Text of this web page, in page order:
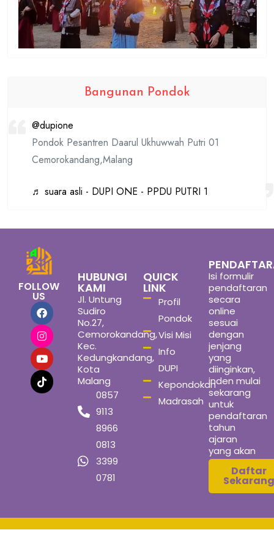
Bangunan Pondok
@dupione
Pondok Pesantren Daarul Ukhuwwah Putri 01
Cemorokandang,Malang
♬ suara asli - DUPI ONE - PPDU PUTRI 1
FOLLOW
US
HUBUNGI
KAMI
Jl. Untung
Sudiro
No.27,
Cemorokandang,
Kec.
Kedungkandang,
Kota
Malang
0857
9113
8966
0813
3399
0781
QUICK
LINK
Profil
Pondok
Visi Misi
Info
DUPI
Kepondokan
Madrasah
Isi formulir
pendaftaran
secara
online
sesuai
dengan
jenjang
yang
diinginkan,
inden mulai
sekarang
untuk
pendaftaran
tahun
ajaran
yang akan
datang
Daftar
Sekarang